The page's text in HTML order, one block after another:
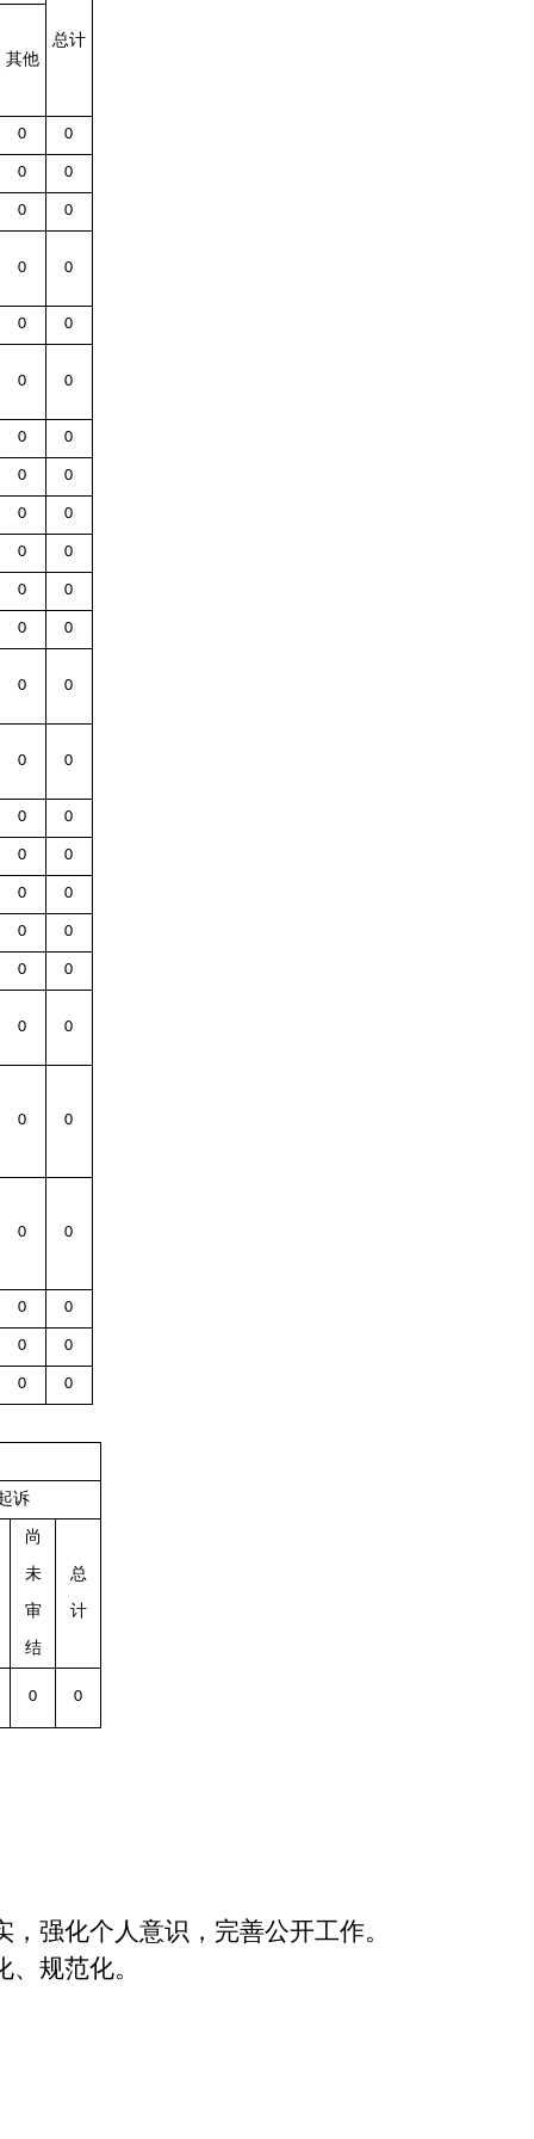
总计
其他
0 0
0 0
0 0
0 0
0 0
0 0
0 0
0 0
0 0
0 0
0 0
0 0
0 0
0 0
0 0
0 0
0 0
0 0
0 0
0 0
0 0
0 0
0 0
0 0
0 0
诉
尚
未
审
结
总
计
0 0
强化个人意识，完善公开工作。
规范化。